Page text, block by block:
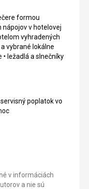
formou
nápojov v hotelovej
vyhradených
vybrané lokálne
ležadlá a slnečníky
poplatok vo
v informáciách
a nie sú